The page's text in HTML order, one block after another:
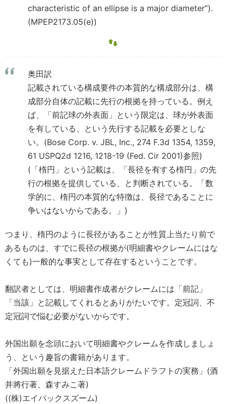
characteristic of an ellipse is a major diameter”).
(MPEP2173.05(e))
奥田訳
記載されている構成要件の本質的な構成部分は、構
成部分自体の記載に先行の根拠を持っている。例え
ば、「前記球の外表面」という限定は、球が外表面
を有している、という先行する記載を必要としな
い。(Bose Corp. v. JBL, Inc., 274 F.3d 1354, 1359,
61 USPQ2d 1216, 1218-19 (Fed. Cir 2001)参照)
(「楕円」という記載は、「長径を有する楕円」の先
行の根拠を提供している、と判断されている。「数
学的に、楕円の本質的な特徴は、長径であることに
争いはないからである。」)
つまり、楕円のように長径があることが性質上当たり前で
あるものは、すでに長径の根拠が(明細書やクレームにはな
くても)一般的な事実として存在するということです。
翻訳者としては、明細書作成者がクレームには「前記」
「当該」と記載してくれるとありがたいです。定冠詞、不
定冠詞で悩む必要がないからです。
外国出願を念頭において明細書やクレームを作成しましょ
う、という趣旨の書籍があります。
「外国出願を見据えた日本語クレームドラフトの実務」(酒
井將行著、森すみこ著)
((株)エイバックスズーム)